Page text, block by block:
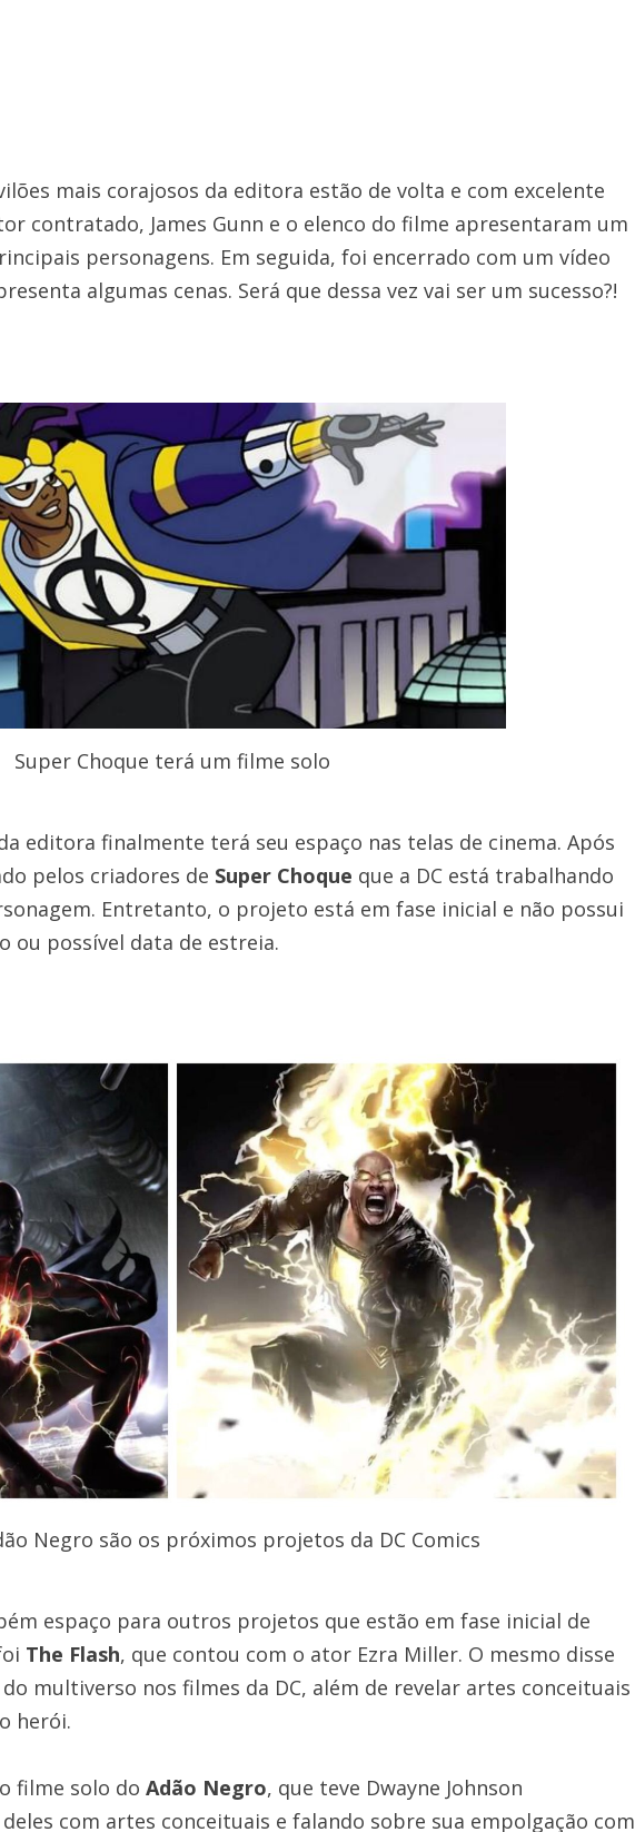
mais corajosos da editora estão de volta e com excelente
contratado, James Gunn e o elenco do filme apresentaram um
personagens. Em seguida, foi encerrado com um vídeo
algumas cenas. Será que dessa vez vai ser um sucesso?!
Super Choque terá um filme solo
editora finalmente terá seu espaço nas telas de cinema. Após
pelos criadores de Super Choque que a DC está trabalhando
Entretanto, o projeto está em fase inicial e não possui
ou possível data de estreia.
Negro são os próximos projetos da DC Comics
espaço para outros projetos que estão em fase inicial de
The Flash, que contou com o ator Ezra Miller. O mesmo disse
multiverso nos filmes da DC, além de revelar artes conceituais
herói.
filme solo do Adão Negro, que teve Dwayne Johnson
com artes conceituais e falando sobre sua empolgação com